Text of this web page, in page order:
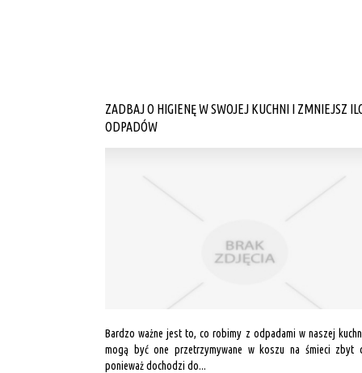
ZADBAJ O HIGIENĘ W SWOJEJ KUCHNI I ZMNIEJSZ
ODPADÓW
Bardzo ważne jest to, co robimy z odpadami w naszej
mogą być one przetrzymywane w koszu na śmieci zbyt
ponieważ dochodzi do...